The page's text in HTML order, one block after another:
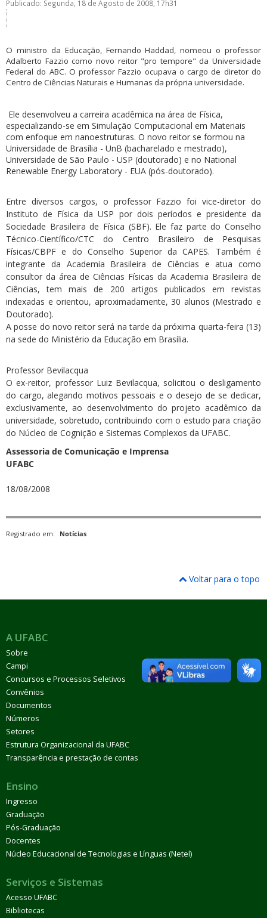
Publicado: Segunda, 18 de Agosto de 2008, 17h31
O ministro da Educação, Fernando Haddad, nomeou o professor
Adalberto Fazzio como novo reitor "pro tempore" da Universidade
Federal do ABC. O professor Fazzio ocupava o cargo de diretor do
Centro de Ciências Naturais e Humanas da própria universidade.
Ele desenvolveu a carreira acadêmica na área de Física,
especializando-se em Simulação Computacional em Materiais
com enfoque em nanoestruturas. O novo reitor se formou na
Universidade de Brasília - UnB (bacharelado e mestrado),
Universidade de São Paulo - USP (doutorado) e no National
Renewable Energy Laboratory - EUA (pós-doutorado).
Entre diversos cargos, o professor Fazzio foi vice-diretor do
Instituto de Física da USP por dois períodos e presidente da
Sociedade Brasileira de Física (SBF). Ele faz parte do Conselho
Técnico-Científico/CTC do Centro Brasileiro de Pesquisas
Físicas/CBPF e do Conselho Superior da CAPES. Também é
integrante da Academia Brasileira de Ciências e atua como
consultor da área de Ciências Físicas da Academia Brasileira de
Ciências, tem mais de 200 artigos publicados em revistas
indexadas e orientou, aproximadamente, 30 alunos (Mestrado e
Doutorado).
A posse do novo reitor será na tarde da próxima quarta-feira (13)
na sede do Ministério da Educação em Brasília.
Professor Bevilacqua
O ex-reitor, professor Luiz Bevilacqua, solicitou o desligamento
do cargo, alegando motivos pessoais e o desejo de se dedicar,
exclusivamente, ao desenvolvimento do projeto acadêmico da
universidade, sobretudo, contribuindo com o estudo para criação
do Núcleo de Cognição e Sistemas Complexos da UFABC.
Assessoria de Comunicação e Imprensa
UFABC
18/08/2008
Registrado em: Notícias
Voltar para o topo
A UFABC
Sobre
Campi
Concursos e Processos Seletivos
Convênios
Documentos
Números
Setores
Estrutura Organizacional da UFABC
Transparência e prestação de contas
Ensino
Ingresso
Graduação
Pós-Graduação
Docentes
Núcleo Educacional de Tecnologias e Línguas (Netel)
Serviços e Sistemas
Acesso UFABC
Bibliotecas